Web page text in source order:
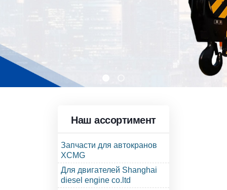
Наш ассортимент
Запчасти для автокранов
XCMG
Для двигателей Shanghai
diesel engine co.ltd